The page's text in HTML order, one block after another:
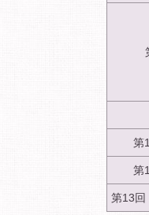
第
第
第13回